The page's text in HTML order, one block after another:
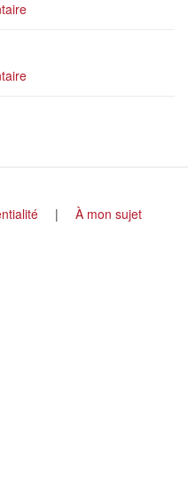
À mon sujet